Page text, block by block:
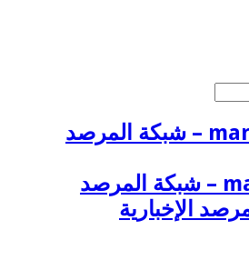
marsadpress.net – شبكة المرصد
الإخبارية